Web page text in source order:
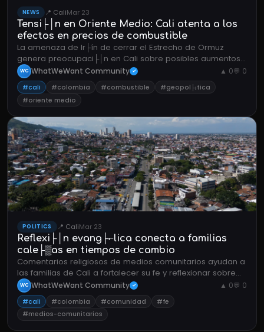
NEWS 📍 CaliMar 23
Tensi├│n en Oriente Medio: Cali atenta a los
efectos en precios de combustible
La amenaza de Ir├ín de cerrar el Estrecho de Ormuz
genera preocupaci├│n en Cali sobre posibles aumentos
en combustible y costo de vida.
WC WhatWeWant Community ✓ ▲ 0💬 0
#cali #colombia #combustible
#geopol├¡tica
#oriente medio
POLITICS 📍 CaliMar 23
Reflexi├│n evang├⌐lica conecta a familias
cale├▒as en tiempos de cambio
Comentarios religiosos de medios comunitarios ayudan a
las familias de Cali a fortalecer su fe y reflexionar sobre
valores en la vida cotidiana.
WC WhatWeWant Community ✓ ▲ 0💬 0
#cali #colombia #comunidad
#fe
#medios-comunitarios